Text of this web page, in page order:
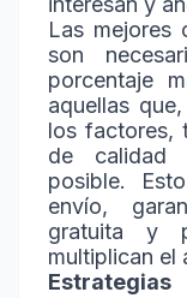
Las mejores
son
porcentaje
aquellas
los factores,
de calidad
posible.
envío,
gratuita y
multiplican el